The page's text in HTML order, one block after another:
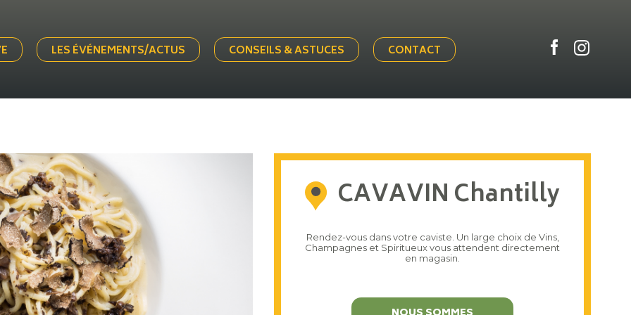
LES ÉVÉNEMENTS/ACTUS CONSEILS & ASTUCES CONTACT
CAVAVIN Chantilly
Rendez-vous dans votre caviste. Un large choix de Vins,
Champagnes et Spiritueux vous attendent directement
en magasin.